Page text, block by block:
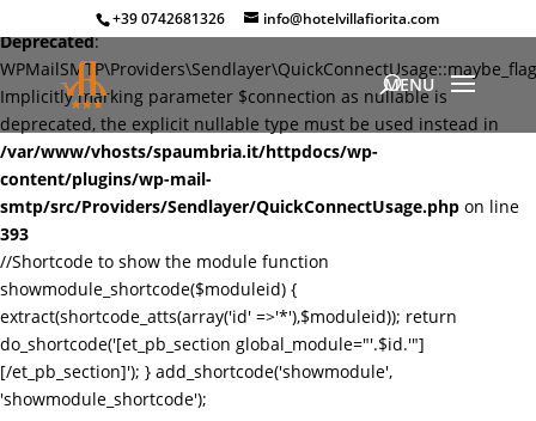
Deprecated:
Implicitly marking parameter $connection as nullable is
deprecated, the explicit nullable type must be used instead in
/var/www/vhosts/spaumbria.it/httpdocs/wp-
content/plugins/wp-mail-
smtp/src/Providers/Sendlayer/QuickConnectUsage.php on line
393
//Shortcode to show the module function
showmodule_shortcode($moduleid) {
extract(shortcode_atts(array('id' =>'*'),$moduleid)); return
do_shortcode('[et_pb_section global_module="'.$id.'"]
[/et_pb_section]'); } add_shortcode('showmodule',
'showmodule_shortcode');
+39 0742681326 info@hotelvillafiorita.com